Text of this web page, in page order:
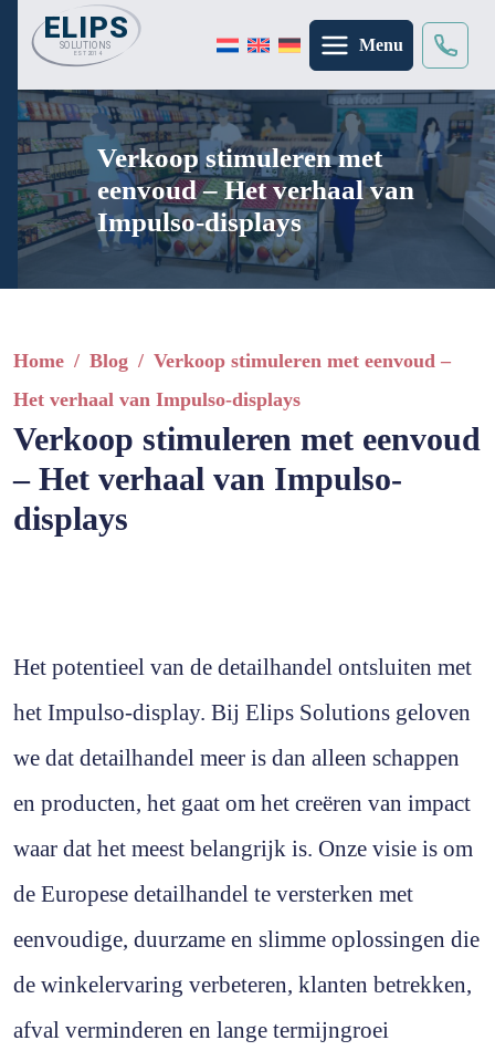
zoeken
Menu
Verkoop stimuleren met
eenvoud – Het verhaal van
Impulso-displays
Home / Blog / Verkoop stimuleren met eenvoud –
Het verhaal van Impulso-displays
Verkoop stimuleren met eenvoud
– Het verhaal van Impulso-
displays
Het potentieel van de detailhandel ontsluiten met
het Impulso-display. Bij Elips Solutions geloven
we dat detailhandel meer is dan alleen schappen
en producten, het gaat om het creëren van impact
waar dat het meest belangrijk is. Onze visie is om
de Europese detailhandel te versterken met
eenvoudige, duurzame en slimme oplossingen die
de winkelervaring verbeteren, klanten betrekken,
afval verminderen en lange termijngroei